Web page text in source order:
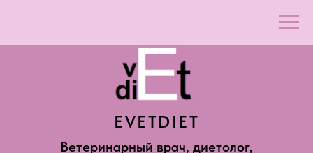
EVETDIET
Ветеринарный врач, диетолог,